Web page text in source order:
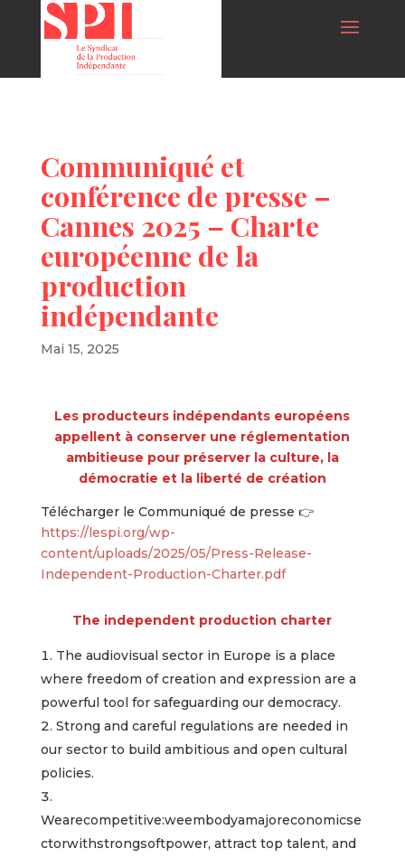
Communiqué et
conférence de presse –
Cannes 2025 – Charte
européenne de la
production
indépendante
Mai 15, 2025
Les producteurs indépendants européens
appellent à conserver une réglementation
ambitieuse pour préserver la culture, la
démocratie et la liberté de création
Télécharger le Communiqué de presse 👉
https://lespi.org/wp-
content/uploads/2025/05/Press-Release-
Independent-Production-Charter.pdf
The independent production charter
The audiovisual sector in Europe is a place
where freedom of creation and expression are a
powerful tool for safeguarding our democracy.
Strong and careful regulations are needed in
our sector to build ambitious and open cultural
policies.
Wearecompetitive:weembodyamajoreconomicse
ctorwithstrongsoftpower, attract top talent, and